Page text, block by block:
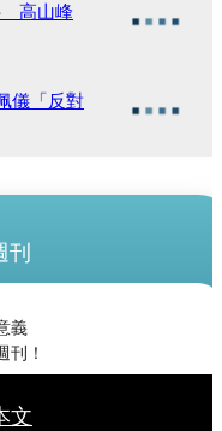
高山峰
儀「反對
刊
義
刊！
文